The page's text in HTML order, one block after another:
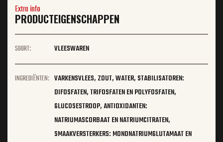
Extra info
PRODUCTEIGENSCHAPPEN
SOORT: VLEESWAREN
INGREDIËNTEN: VARKENSVLEES, ZOUT, WATER, STABILISATOREN:
DIFOSFATEN, TRIFOSFATEN EN POLYFOSFATEN,
GLUCOSESTROOP, ANTIOXIDANTEN:
NATRIUMASCORBAAT EN NATRIUMCITRATEN,
SMAAKVERSTERKERS: MONONATRIUMGLUTAMAAT EN